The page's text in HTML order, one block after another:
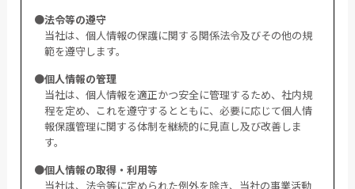
●法令等の遵守
当社は、個人情報の保護に関する関係法令及びその他の規
範を遵守します。
●個人情報の管理
当社は、個人情報を適正かつ安全に管理するため、社内規
程を定め、これを遵守するとともに、必要に応じて個人情
報保護管理に関する体制を継続的に見直し及び改善しま
す。
●個人情報の取得・利用等
当社は、法令等に定められた例外を除き、当社の事業活動